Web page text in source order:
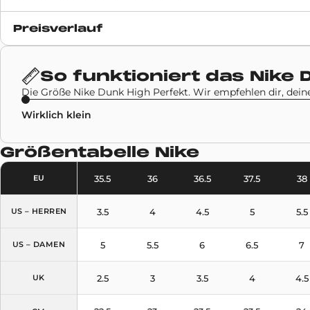
Erscheinungsdatum
SKU-Code
CZ8149-700
Preisverlauf
So funktioniert das Nike
Die Größe Nike Dunk High Perfekt. Wir empfehlen dir,
Wirklich klein
Größentabelle Nike
EU
US – HERREN
US – DAMEN
UK
35.5 36 36.5 37.5 38
3.5 4 4.5 5 5.5
5 5.5 6 6.5 7
2.5 3 3.5 4 4.5